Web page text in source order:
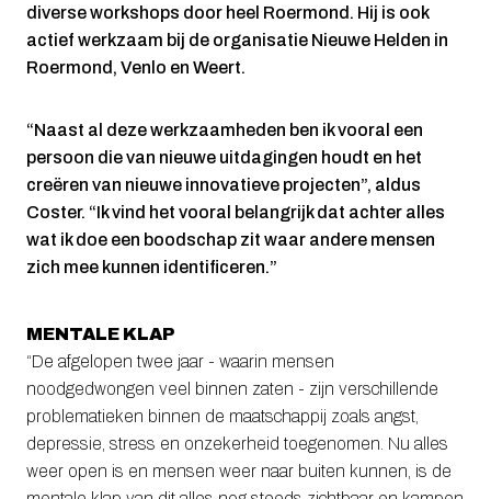
diverse workshops door heel Roermond. Hij is ook
actief werkzaam bij de organisatie Nieuwe Helden in
Roermond, Venlo en Weert.
“Naast al deze werkzaamheden ben ik vooral een
persoon die van nieuwe uitdagingen houdt en het
creëren van nieuwe innovatieve projecten”, aldus
Coster. “Ik vind het vooral belangrijk dat achter alles
wat ik doe een boodschap zit waar andere mensen
zich mee kunnen identificeren.”
MENTALE KLAP
“De afgelopen twee jaar - waarin mensen
noodgedwongen veel binnen zaten - zijn verschillende
problematieken binnen de maatschappij zoals angst,
depressie, stress en onzekerheid toegenomen. Nu alles
weer open is en mensen weer naar buiten kunnen, is de